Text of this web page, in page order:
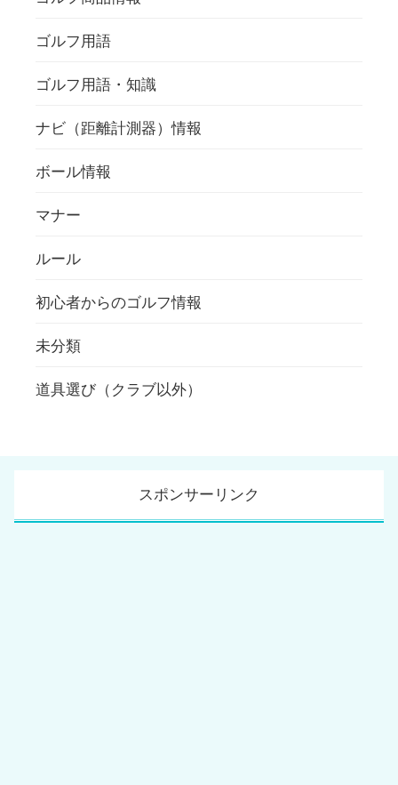
ゴルフ用語
ゴルフ用語・知識
ナビ（距離計測器）情報
ボール情報
マナー
ルール
初心者からのゴルフ情報
未分類
道具選び（クラブ以外）
スポンサーリンク